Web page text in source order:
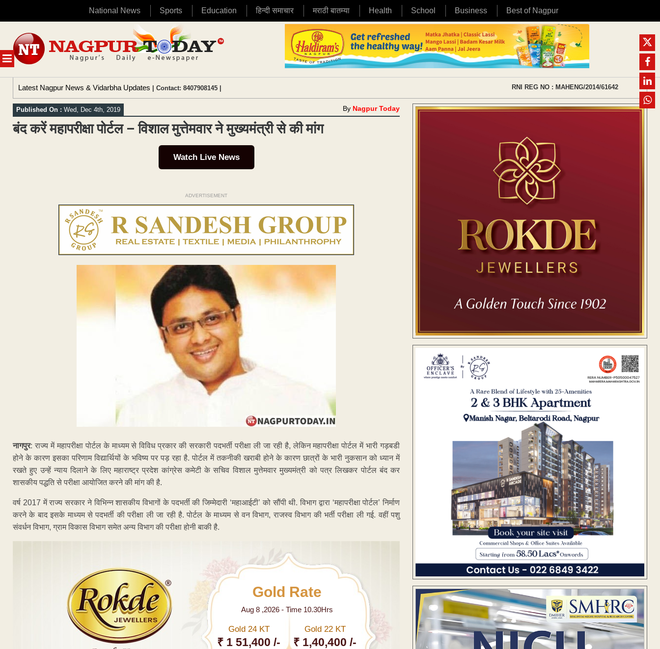
National News Sports Education हिन्दी समाचार मराठी बातम्या Health School Business Best of Nagpur
MENU
content
Latest Nagpur News & Vidarbha Updates | Contact: 8407908145 | RNI REG NO : MAHENG/2014/61642
Published On : Wed, Dec 4th, 2019 By Nagpur Today
बंद करें महापरीक्षा पोर्टल – विशाल मुत्तेमवार ने मुख्यमंत्री से की मांग
Watch Live News
ADVERTISEMENT
नागपुर: राज्य में महापरीक्षा पोर्टल के माध्यम से विविध प्रकार की सरकारी पदभर्ती परीक्षा ली जा रही है, लेकिन महापरीक्षा पोर्टल में भारी गड़बडी
होने के कारण इसका परिणाम विद्यार्थियों के भविष्य पर पड़ रहा है. पोर्टल में तकनीकी खराबी होने के कारण छात्रों के भारी नुकसान को ध्यान में
रखते हुए उन्हें न्याय दिलाने के लिए महाराष्ट्र प्रदेश कांग्रेस कमेटी के सचिव विशाल मुत्तेमवार मुख्यमंत्री को पत्र लिखकर पोर्टल बंद कर
शासकीय पद्धति से परीक्षा आयोजित करने की मांग की है.
वर्ष 2017 में राज्य सरकार ने विभिन्न शासकीय विभागों के पदभर्ती की जिम्मेदारी ‘महाआईटी’ को सौंपी थी. विभाग द्वारा ‘महापरीक्षा पोर्टल’ निर्माण
करने के बाद इसके माध्यम से पदभर्ती की परीक्षा ली जा रही है. पोर्टल के माध्यम से वन विभाग, राजस्व विभाग की भर्ती परीक्षा ली गई. वहीं पशु
संवर्धन विभाग, ग्राम विकास विभाग समेत अन्य विभाग की परीक्षा होनी बाकी है.
Gold Rate
Aug 8 ,2026 - Time 10.30Hrs
Gold 24 KT
₹ 1 51,400 /-
Gold 22 KT
₹ 1,40,400 /-